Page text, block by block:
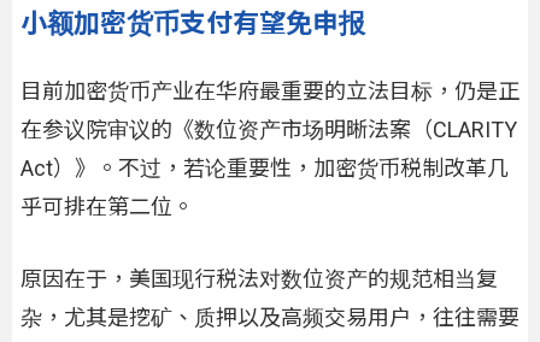
小额加密货币支付有望免申报
目前加密货币产业在华府最重要的立法目标，仍是正
在参议院审议的《数位资产市场明晰法案（CLARITY
Act）》。不过，若论重要性，加密货币税制改革几
乎可排在第二位。
原因在于，美国现行税法对数位资产的规范相当复
杂，尤其是挖矿、质押以及高频交易用户，往往需要